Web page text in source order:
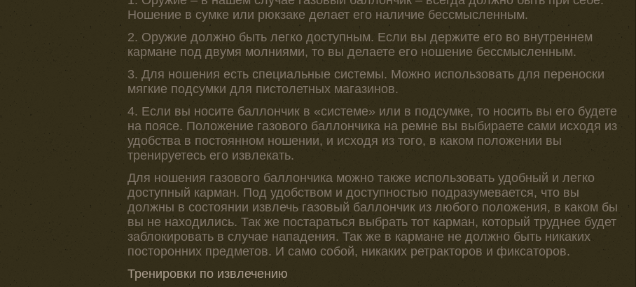
Ношение в сумке или рюкзаке делает его наличие бессмысленным.
2. Оружие должно быть легко доступным. Если вы держите его во внутреннем
кармане под двумя молниями, то вы делаете его ношение бессмысленным.
3. Для ношения есть специальные системы. Можно использовать для переноски
мягкие подсумки для пистолетных магазинов.
4. Если вы носите баллончик в «системе» или в подсумке, то носить вы его будете
на поясе. Положение газового баллончика на ремне вы выбираете сами исходя из
удобства в постоянном ношении, и исходя из того, в каком положении вы
тренируетесь его извлекать.
Для ношения газового баллончика можно также использовать удобный и легко
доступный карман. Под удобством и доступностью подразумевается, что вы
должны в состоянии извлечь газовый баллончик из любого положения, в каком бы
вы не находились. Так же постараться выбрать тот карман, который труднее будет
заблокировать в случае нападения. Так же в кармане не должно быть никаких
посторонних предметов. И само собой, никаких ретракторов и фиксаторов.
Тренировки по извлечению